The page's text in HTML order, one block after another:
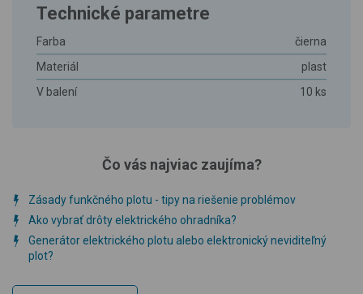
Technické parametre
Farba
čierna
Materiál
plast
V balení
10 ks
Čo vás najviac zaujíma?
Zásady funkčného plotu - tipy na riešenie problémov
Ako vybrať drôty elektrického ohradníka?
Generátor elektrického plotu alebo elektronický neviditeľný
plot?